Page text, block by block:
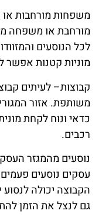
משפחות מורחבות
מורחבת או משפחה
לכל הנוסעים
מוניות קטנות אפשר
קבוצות– לעיתים
משותפת. אזור
כדאי ונוח לקחת
רכבים.
נוסעים מהמגזר
עסקים נוסעים
הקבוצה יכולה
גם לנצל את הזמן